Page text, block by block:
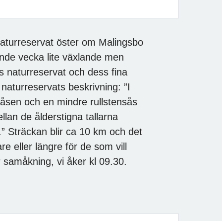
öster om Malingsbo
vecka lite växlande men
naturreservat och dess fina
beskrivning: ”I
och en mindre rullstensås
de ålderstigna tallarna
Sträckan blir ca 10 km och det
eller längre för de som vill
vi åker kl 09.30.